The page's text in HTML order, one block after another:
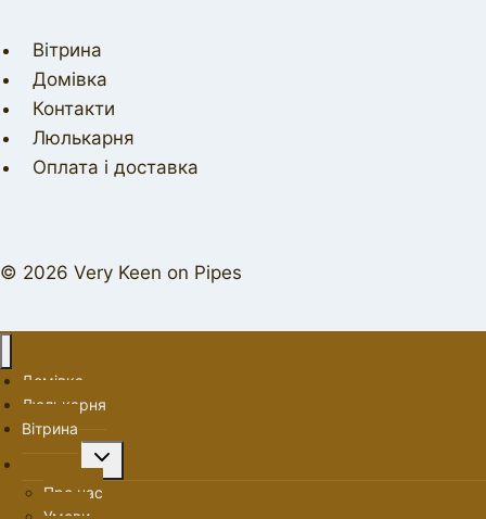
Вітрина
Домівка
Контакти
Люлькарня
Оплата і доставка
© 2026 Very Keen on Pipes
Домівка
Люлькарня
Вітрина
Перемкнути
меню
нащадка
Про нас